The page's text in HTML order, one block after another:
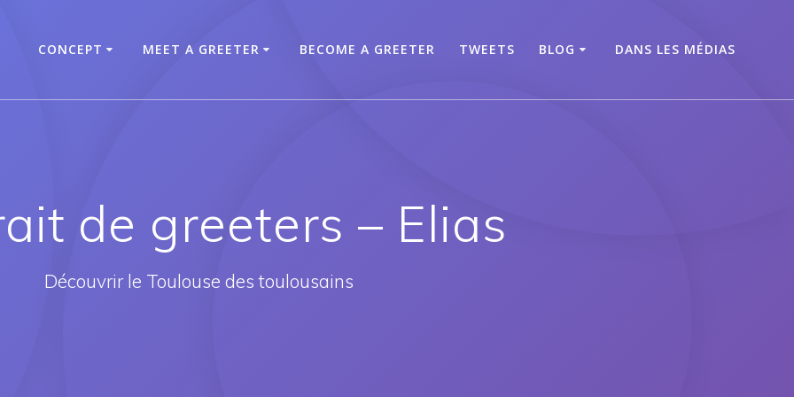
CONCEPT MEET A GREETER BECOME A GREETER TWEETS BLOG DANS LES MÉDIAS
de greeters – Elias
Découvrir le Toulouse des toulousains